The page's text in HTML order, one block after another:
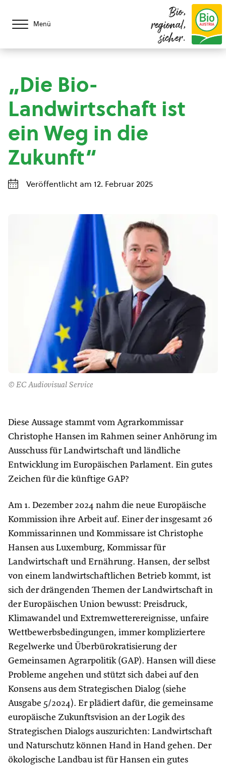
Menü
Bio,
regional,
sicher.
„Die Bio-
Landwirtschaft ist
ein Weg in die
Zukunft“
Veröffentlicht am 12. Februar 2025
© EC Audiovisual Service
Diese Aussage stammt vom Agrarkommissar
Christophe Hansen im Rahmen seiner Anhörung im
Ausschuss für Landwirtschaft und ländliche
Entwicklung im Europäischen Parlament. Ein gutes
Zeichen für die künftige GAP?
Am 1. Dezember 2024 nahm die neue Europäische
Kommission ihre Arbeit auf. Einer der insgesamt 26
Kommissarinnen und Kommissare ist Christophe
Hansen aus Luxemburg, Kommissar für
Landwirtschaft und Ernährung. Hansen, der selbst
von einem landwirtschaftlichen Betrieb kommt, ist
sich der drängenden Themen der Landwirtschaft in
der Europäischen Union bewusst: Preisdruck,
Klimawandel und Extremwetterereignisse, unfaire
Wettbewerbsbedingungen, immer kompliziertere
Regelwerke und Überbürokratisierung der
Gemeinsamen Agrarpolitik (GAP). Hansen will diese
Probleme angehen und stützt sich dabei auf den
Konsens aus dem Strategischen Dialog (siehe
Ausgabe 5/2024). Er plädiert dafür, die gemeinsame
europäische Zukunftsvision an der Logik des
Strategischen Dialogs auszurichten: Landwirtschaft
und Naturschutz können Hand in Hand gehen. Der
ökologische Landbau ist für Hansen ein gutes